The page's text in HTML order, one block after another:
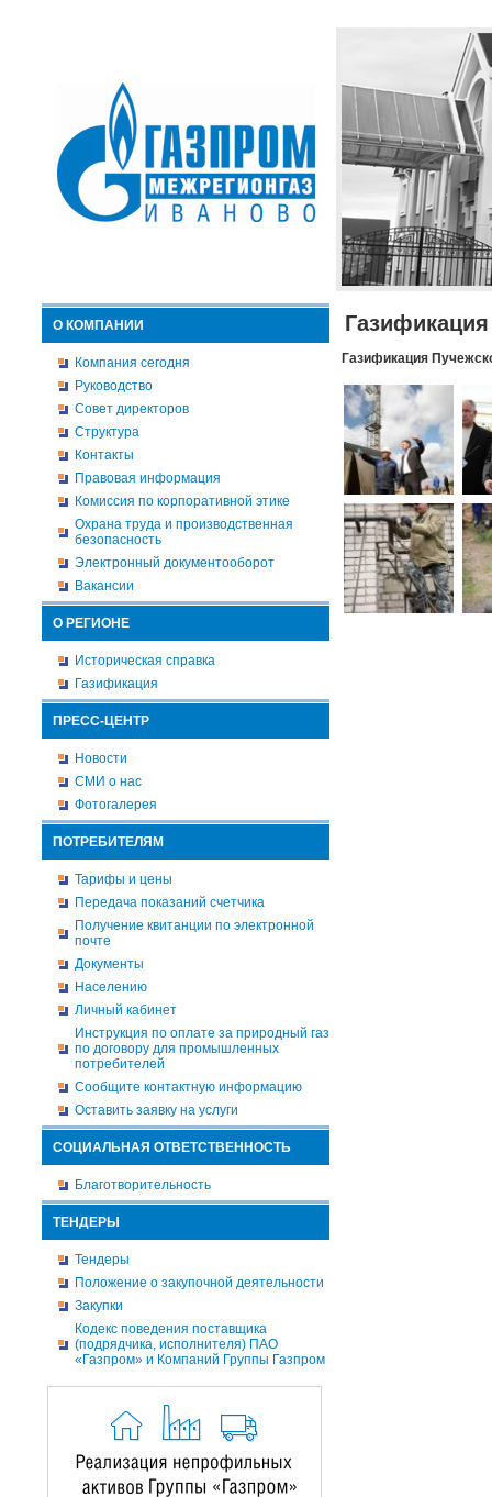
О КОМПАНИИ
Компания сегодня
Руководство
Совет директоров
Структура
Контакты
Правовая информация
Комиссия по корпоративной этике
Охрана труда и производственная
безопасность
Электронный документооборот
Вакансии
О РЕГИОНЕ
Историческая справка
Газификация
ПРЕСС-ЦЕНТР
Новости
СМИ о нас
Фотогалерея
ПОТРЕБИТЕЛЯМ
Тарифы и цены
Передача показаний счетчика
Получение квитанции по электронной
почте
Документы
Населению
Личный кабинет
Инструкция по оплате за природный газ
по договору для промышленных
потребителей
Сообщите контактную информацию
Оставить заявку на услуги
СОЦИАЛЬНАЯ ОТВЕТСТВЕННОСТЬ
Благотворительность
ТЕНДЕРЫ
Тендеры
Положение о закупочной деятельности
Закупки
Кодекс поведения поставщика
(подрядчика, исполнителя) ПАО
«Газпром» и Компаний Группы Газпром
Газификация